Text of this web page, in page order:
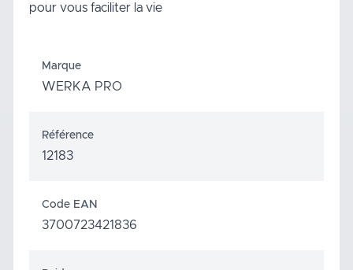
pour vous faciliter la vie
Marque
WERKA PRO
Référence
12183
Code EAN
3700723421836